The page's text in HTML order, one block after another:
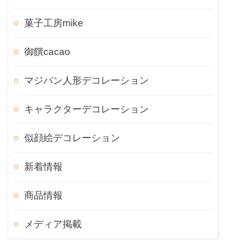
菓子工房mike
御饌cacao
マジパン人形デコレーション
キャラクターデコレーション
似顔絵デコレーション
新着情報
商品情報
メディア掲載